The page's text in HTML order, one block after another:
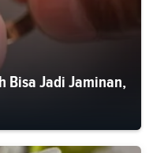
Bisa Jadi Jaminan,